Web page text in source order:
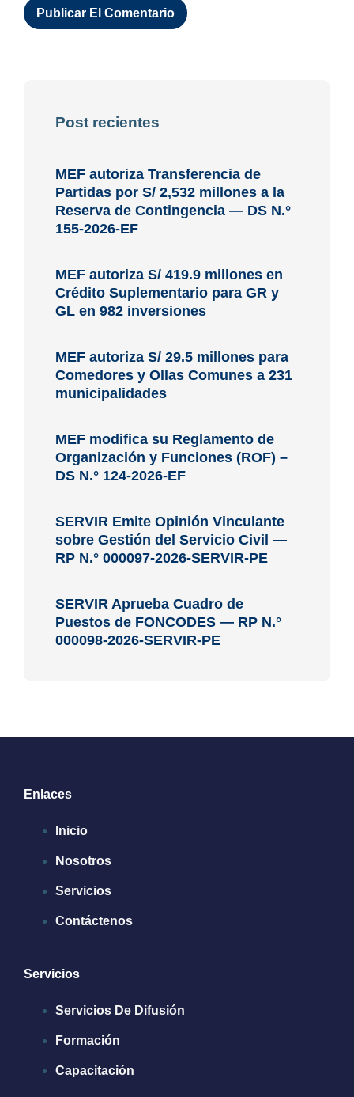
Post recientes
MEF autoriza Transferencia de
Partidas por S/ 2,532 millones a la
Reserva de Contingencia — DS N.°
155-2026-EF
MEF autoriza S/ 419.9 millones en
Crédito Suplementario para GR y
GL en 982 inversiones
MEF autoriza S/ 29.5 millones para
Comedores y Ollas Comunes a 231
municipalidades
MEF modifica su Reglamento de
Organización y Funciones (ROF) –
DS N.° 124-2026-EF
SERVIR Emite Opinión Vinculante
sobre Gestión del Servicio Civil —
RP N.° 000097-2026-SERVIR-PE
SERVIR Aprueba Cuadro de
Puestos de FONCODES — RP N.°
000098-2026-SERVIR-PE
Enlaces
Inicio
Nosotros
Servicios
Contáctenos
Servicios
Servicios De Difusión
Formación
Capacitación